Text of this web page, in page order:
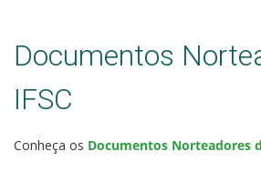
Documentos
IFSC
Conheça os Documentos Norteadores